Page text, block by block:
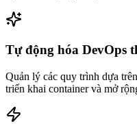
Tự động hóa DevOps
Quản lý các quy trình dựa
triển khai container và mở